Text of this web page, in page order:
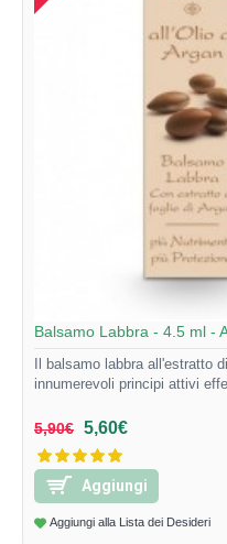
Balsamo Labbra - 4.5 ml -
Il balsamo labbra all'estratto
innumerevoli principi attivi
5,90€ 5,60€
Aggiungi
Aggiungi alla Lista dei Desideri